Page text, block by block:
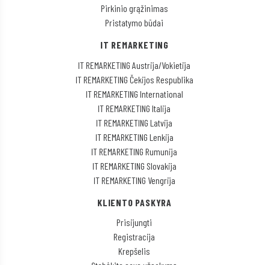
Pirkinio grąžinimas
Pristatymo būdai
IT REMARKETING
IT REMARKETING Austrija/Vokietija
IT REMARKETING Čekijos Respublika
IT REMARKETING International
IT REMARKETING Italija
IT REMARKETING Latvija
IT REMARKETING Lenkija
IT REMARKETING Rumunija
IT REMARKETING Slovakija
IT REMARKETING Vengrija
KLIENTO PASKYRA
Prisijungti
Registracija
Krepšelis